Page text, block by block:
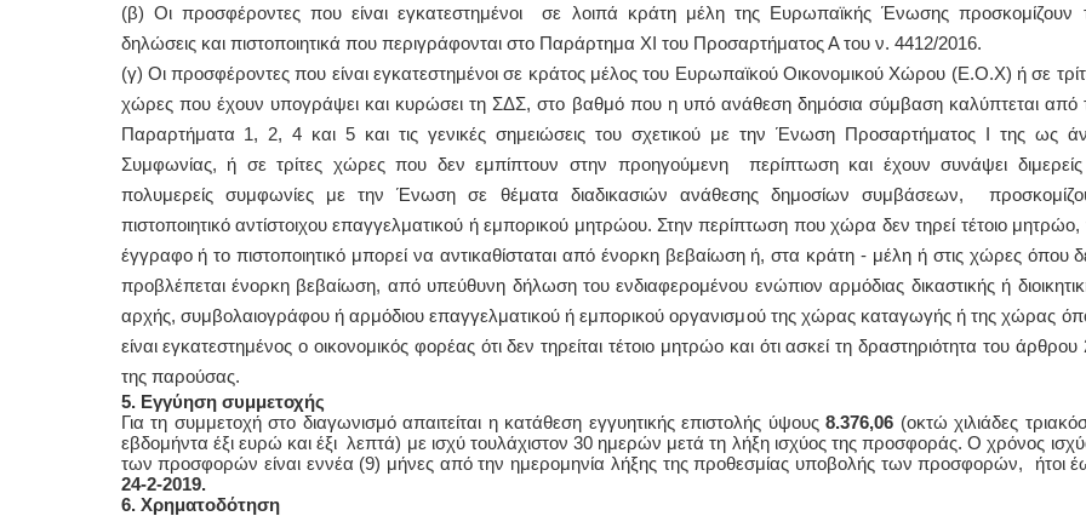
(β) Οι προσφέροντες που είναι εγκατεστημένοι σε λοιπά κράτη μέλη της Ευρωπαϊκής Ένωσης προσκομίζουν
δηλώσεις και πιστοποιητικά που περιγράφονται στο Παράρτημα XI του Προσαρτήματος Α του ν. 4412/2016.
(γ) Οι προσφέροντες που είναι εγκατεστημένοι σε κράτος μέλος του Ευρωπαϊκού Οικονομικού Χώρου (Ε.Ο.Χ) ή σε
χώρες που έχουν υπογράψει και κυρώσει τη ΣΔΣ, στο βαθμό που η υπό ανάθεση δημόσια σύμβαση καλύπτεται από
Παραρτήματα 1, 2, 4 και 5 και τις γενικές σημειώσεις του σχετικού με την Ένωση Προσαρτήματος I της ως
Συμφωνίας, ή σε τρίτες χώρες που δεν εμπίπτουν στην προηγούμενη περίπτωση και έχουν συνάψει
πολυμερείς συμφωνίες με την Ένωση σε θέματα διαδικασιών ανάθεσης δημοσίων συμβάσεων,
πιστοποιητικό αντίστοιχου επαγγελματικού ή εμπορικού μητρώου. Στην περίπτωση που χώρα δεν τηρεί τέτοιο μητρώο,
έγγραφο ή το πιστοποιητικό μπορεί να αντικαθίσταται από ένορκη βεβαίωση ή, στα κράτη - μέλη ή στις χώρες όπου
προβλέπεται ένορκη βεβαίωση, από υπεύθυνη δήλωση του ενδιαφερομένου ενώπιον αρμόδιας δικαστικής ή
αρχής, συμβολαιογράφου ή αρμόδιου επαγγελματικού ή εμπορικού οργανισμού της χώρας καταγωγής ή της χώρας
είναι εγκατεστημένος ο οικονομικός φορέας ότι δεν τηρείται τέτοιο μητρώο και ότι ασκεί τη δραστηριότητα του άρθρου
της παρούσας.
5. Εγγύηση συμμετοχής
Για τη συμμετοχή στο διαγωνισμό απαιτείται η κατάθεση εγγυητικής επιστολής ύψους 8.376,06 (οκτώ χιλιάδες
εβδομήντα έξι ευρώ και έξι λεπτά) με ισχύ τουλάχιστον 30 ημερών μετά τη λήξη ισχύος της προσφοράς. Ο χρόνος
των προσφορών είναι εννέα (9) μήνες από την ημερομηνία λήξης της προθεσμίας υποβολής των προσφορών, ήτοι
24-2-2019.
6. Χρηματοδότηση